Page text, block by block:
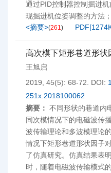
通过PID控制器控制掘进
现掘进机位姿调整的方法
<摘要>(261) PDF[
高次模下矩形巷道形状
王旭启
2019, 45(5): 68-72.
DOI:
251x.2018100062
摘要： 不同形状的巷道内
同次模情况下的电磁波传
波传输理论和多波模理论
情况下矩形巷道形状因子
了仿真研究。仿真结果表
时，随着电磁波传输模式